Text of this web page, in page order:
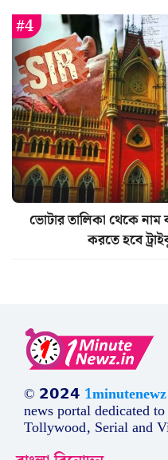
ভোটার তালিকা থেকে
করতে হবে
© 𝟮𝟬𝟮𝟰
news portal dedicated
Tollywood, Serial and